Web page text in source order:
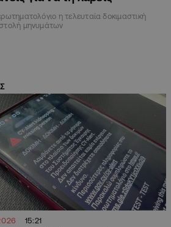
η τελευταία δοκιμαστική
μηνυμάτων
15:21